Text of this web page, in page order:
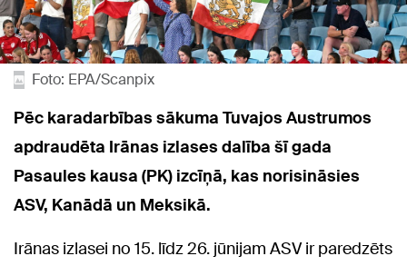
Foto: EPA/Scanpix
Pēc karadarbības sākuma Tuvajos Austrumos
apdraudēta Irānas izlases dalība šī gada
Pasaules kausa (PK) izcīņā, kas norisināsies
ASV, Kanādā un Meksikā.
Irānas izlasei no 15. līdz 26. jūnijam ASV ir paredzēts